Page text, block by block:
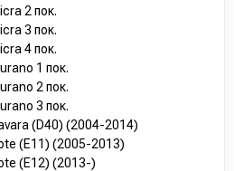
2 пок.
3 пок.
4 пок.
1 пок.
2 пок.
3 пок.
(D40) (2004-2014)
(E11) (2005-2013)
(E12) (2013-)